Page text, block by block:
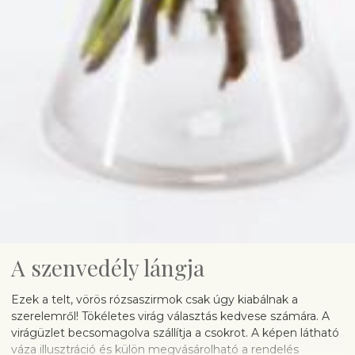
A szenvedély lángja
Ezek a telt, vörös rózsaszirmok csak úgy kiabálnak a
szerelemről! Tökéletes virág választás kedvese számára. A
virágüzlet becsomagolva szállítja a csokrot. A képen látható
váza illusztráció és külön megvásárolható a rendelés